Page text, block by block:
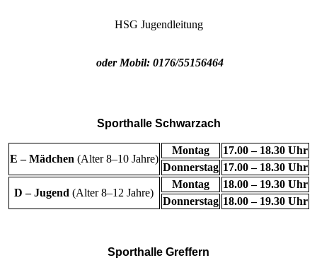
HSG Jugendleitung
oder Mobil: 0176/55156464
Sporthalle Schwarzach
E – Mädchen (Alter 8–10 Jahre)
Montag
17.00 – 18.30 Uhr
Donnerstag 17.00 – 18.30 Uhr
D – Jugend (Alter 8–12 Jahre)
Montag
18.00 – 19.30 Uhr
Donnerstag 18.00 – 19.30 Uhr
Sporthalle Greffern